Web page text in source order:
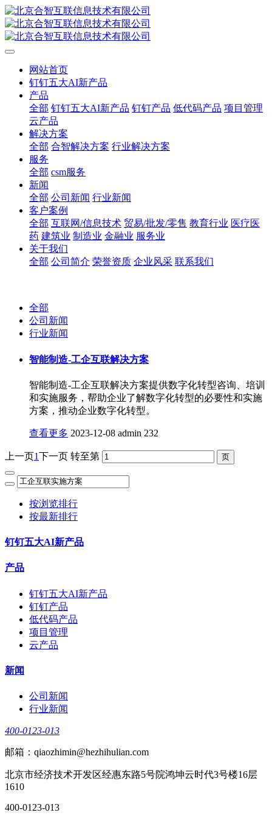
网站首页
钉钉五大AI新产品
产品
全部 钉钉五大AI新产品 钉钉产品 低代码产品 项目管理
云产品
解决方案
全部 合智解决方案 行业解决方案
服务
全部 csm服务
新闻
全部 公司新闻 行业新闻
客户案例
全部 互联网/信息技术 贸易/批发/零售 教育行业 医疗医
药 建筑业 制造业 金融业 服务业
关于我们
全部 公司简介 荣誉资质 企业风采 联系我们
全部
公司新闻
行业新闻
智能制造-工企互联解决方案
智能制造-工企互联解决方案提供数字化转型咨询、培训
和实施服务，帮助企业了解数字化转型的必要性和实施
方案，推动企业数字化转型。
查看更多 2023-12-08 admin 232
上一页1下一页 转至第
按浏览排行
按最新排行
钉钉五大AI新产品
产品
钉钉五大AI新产品
钉钉产品
低代码产品
项目管理
云产品
新闻
公司新闻
行业新闻
400-0123-013
邮箱：qiaozhimin@hezhihulian.com
北京市经济技术开发区经惠东路5号院鸿坤云时代3号楼16层
1610
400-0123-013